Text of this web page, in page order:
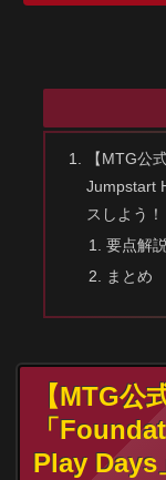
【MTG公
Jumpstart
スしよう！
要点解説
まとめ
【MTG公
「
Play Days